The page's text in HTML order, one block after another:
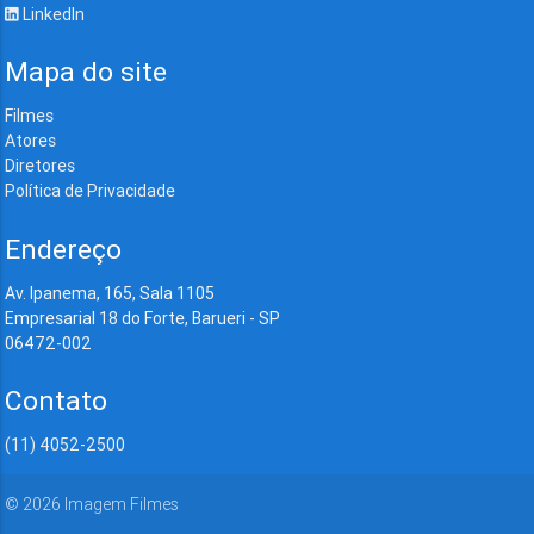
LinkedIn
Mapa do site
Filmes
Atores
Diretores
Política de Privacidade
Endereço
Av. Ipanema, 165, Sala 1105
Empresarial 18 do Forte, Barueri - SP
06472-002
Contato
(11) 4052-2500
© 2026 Imagem Filmes